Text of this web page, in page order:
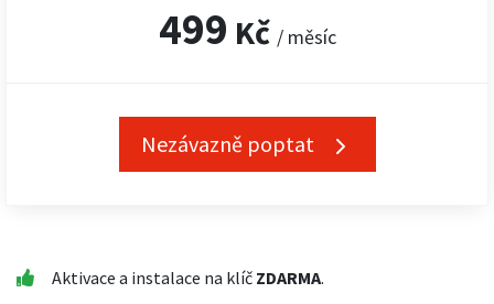
499 Kč / měsíc
Nezávazně poptat
Aktivace a instalace na klíč ZDARMA.